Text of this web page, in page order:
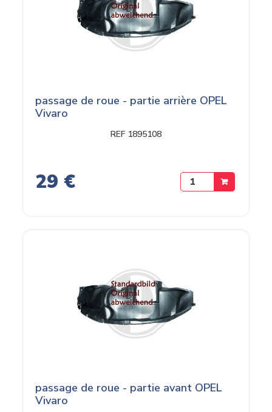
passage de roue - partie arrière OPEL
Vivaro
REF 1895108
29 €
passage de roue - partie avant OPEL
Vivaro